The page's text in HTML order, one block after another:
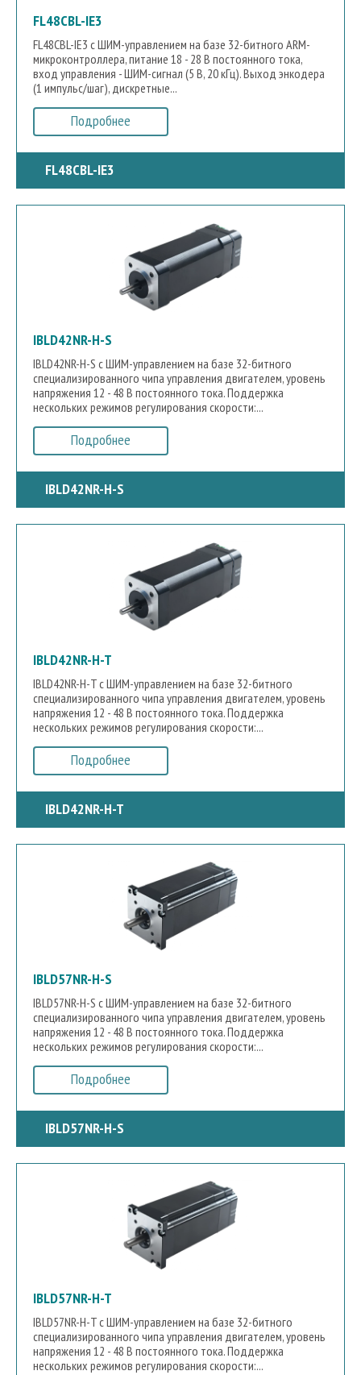
FL48CBL-IE3
FL48CBL-IE3 с ШИМ-управлением на базе 32-битного ARM-
микроконтроллера, питание 18 - 28 В постоянного тока,
вход управления - ШИМ-сигнал (5 В, 20 кГц). Выход энкодера
(1 импульс/шаг), дискретные...
Подробнее
FL48CBL-IE3
IBLD42NR-H-S
IBLD42NR-H-S с ШИМ-управлением на базе 32-битного
специализированного чипа управления двигателем, уровень
напряжения 12 - 48 В постоянного тока. Поддержка
нескольких режимов регулирования скорости:...
Подробнее
IBLD42NR-H-S
IBLD42NR-H-T
IBLD42NR-H-T с ШИМ-управлением на базе 32-битного
специализированного чипа управления двигателем, уровень
напряжения 12 - 48 В постоянного тока. Поддержка
нескольких режимов регулирования скорости:...
Подробнее
IBLD42NR-H-T
IBLD57NR-H-S
IBLD57NR-H-S с ШИМ-управлением на базе 32-битного
специализированного чипа управления двигателем, уровень
напряжения 12 - 48 В постоянного тока. Поддержка
нескольких режимов регулирования скорости:...
Подробнее
IBLD57NR-H-S
IBLD57NR-H-T
IBLD57NR-H-T с ШИМ-управлением на базе 32-битного
специализированного чипа управления двигателем, уровень
напряжения 12 - 48 В постоянного тока. Поддержка
нескольких режимов регулирования скорости:...